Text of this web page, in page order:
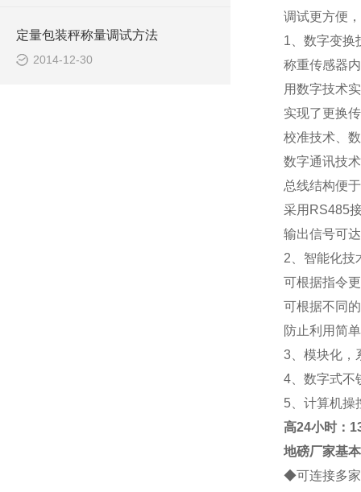
定量包装秤称量调试方法
2014-12-30
调试更方便
1、数字变换
称重传感器
用数字技术
实现了更换
校准技术、
数字通讯技术
总线结构便
采用RS485
输出信号可
2、智能化技
可根据指令
可根据不同
防止利用简
3、模块化，
4、数字式不
5、计算机操
高24小时：
地磅厂家基
◆可连接多